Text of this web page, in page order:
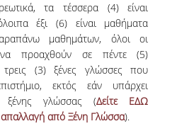
ΚΑΤΕΥΘΥΝΣΕΙΣ ΣΠΟΥΔΩΝ
ΜΑΘΗΜΑΤΩΝ
, τα τέσσερα (4) είναι
έξι (6) είναι μαθήματα
μαθημάτων, όλοι οι
να προαχθούν σε πέντε (5)
(3) ξένες γλώσσες που
εκτός εάν υπάρχει
ξένης γλώσσας (Δείτε ΕΔΩ
απαλλαγή από Ξένη Γλώσσα).